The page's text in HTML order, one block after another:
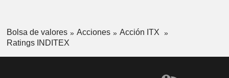
Bolsa de valores Acciones
Acción ITX
Ratings INDITEX